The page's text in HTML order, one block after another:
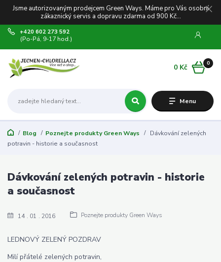
Jsme autorizovaným prodejcem Green Ways. Máme pro Vás osobní
zákaznický servis a dopravu zdarma od 900 Kč...
Menu
+420 602 273 592
(Po-Pá, 9-17 hod.)
0
0 Kč
Blog Poznejte produkty Green Ways
Dávkování zelených
potravin - historie a současnost
14 01 2016 Poznejte produkty Green Ways
Dávkování zelených potravin - historie
a současnost
LEDNOVÝ ZELENÝ POZDRAV
Milí přátelé zelených potravin,